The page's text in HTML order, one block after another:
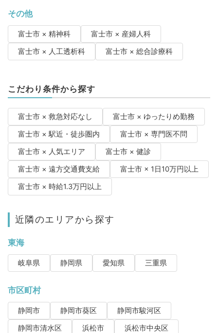
その他
富士市 × 精神科
富士市 × 産婦人科
富士市 × 人工透析科
富士市 × 総合診療科
こだわり条件から探す
富士市 × 救急対応なし
富士市 × ゆったりめ勤務
富士市 × 駅近・徒歩圏内
富士市 × 専門医不問
富士市 × 人気エリア
富士市 × 健診
富士市 × 遠方交通費支給
富士市 × 1日10万円以上
富士市 × 時給1.3万円以上
近隣のエリアから探す
東海
岐阜県 静岡県 愛知県 三重県
市区町村
静岡市 静岡市葵区
静岡市駿河区
静岡市清水区
浜松市
浜松市中央区